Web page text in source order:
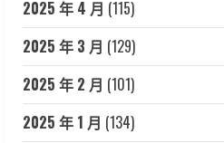
2025 年 4 月 (115)
2025 年 3 月 (129)
2025 年 2 月 (101)
2025 年 1 月 (134)